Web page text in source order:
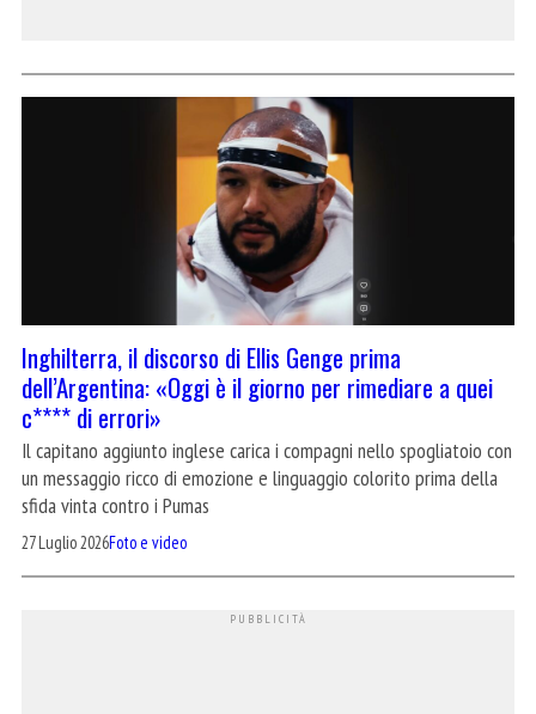
Inghilterra, il discorso di Ellis Genge prima
dell’Argentina: «Oggi è il giorno per rimediare a quei
c**** di errori»
Il capitano aggiunto inglese carica i compagni nello spogliatoio con
un messaggio ricco di emozione e linguaggio colorito prima della
sfida vinta contro i Pumas
27 Luglio 2026Foto e video